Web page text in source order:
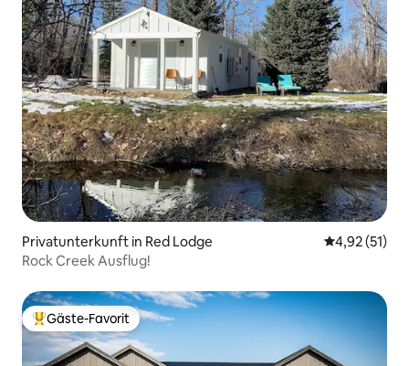
Privatunterkunft in Red Lodge
4,92 (51)
Rock Creek Ausflug!
Beliebter Gäste-Favorit.
Gäste-Favorit